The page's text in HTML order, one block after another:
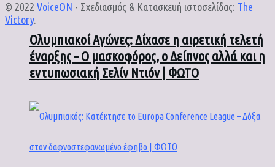
Ολυμπιακοί Αγώνες: Δίχασε η αιρετική τελετή
έναρξης – Ο μασκοφόρος, ο Δείπνος αλλά και η
εντυπωσιακή Σελίν Ντιόν | ΦΩΤΟ
© 2022 VoiceON - Σχεδιασμός & Κατασκευή ιστοσελίδας: The
Victory.